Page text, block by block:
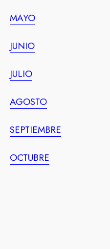
MAYO
JUNIO
JULIO
AGOSTO
SEPTIEMBRE
OCTUBRE